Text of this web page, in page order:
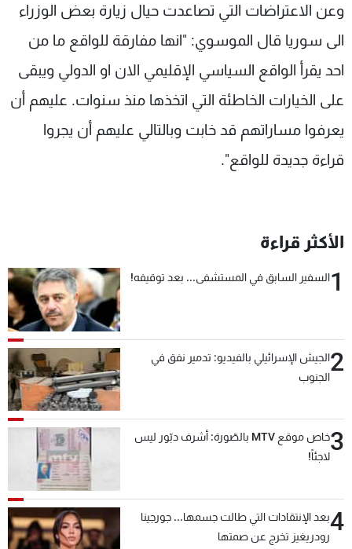
وعن الاعتراضات التي تصاعدت حيال زيارة بعض الوزراء
الى سوريا قال الموسوي: "انها مفارقة للواقع ما من
احد يقرأ الواقع السياسي الإقليمي الان او الدولي ويبقى
على الخيارات الخاطئة التي اتخذها منذ سنوات. عليهم أن
يعرفوا مساراتهم قد خابت وبالتالي عليهم أن يجروا
قراءة جديدة للواقع".
الأكثر قراءة
1السفير السابق في المستشفى... بعد توقيفه!
2الجيش الإسرائيلي بالفيديو: تدمير نفق في
الجنوب
3
خاص موقع MTV بالصّورة: أشرف دبّور ليس
لاجئاً!
4بعد الإنتقادات التي طالت جسمها... جورجينا
رودريغيز تخرج عن صمتها